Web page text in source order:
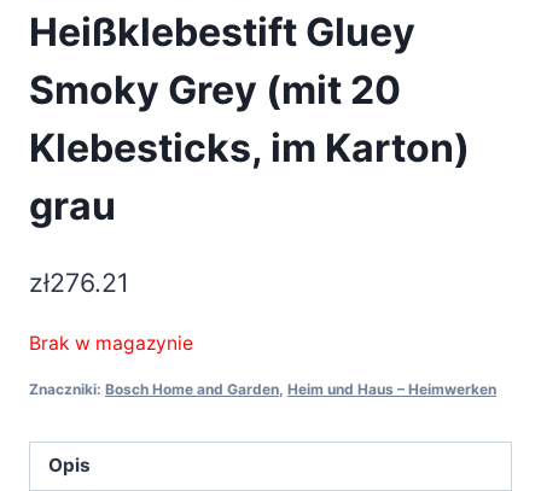
Heißklebestift Gluey
Smoky Grey (mit 20
Klebesticks, im Karton)
grau
zł276.21
Brak w magazynie
Znaczniki: Bosch Home and Garden Heim und Haus – Heimwerken
Opis